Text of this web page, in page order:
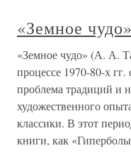
«Земное
«Земное чудо» (А. А.
процессе 1970-80-х
проблема традиций и
художественного
классики. В этот
книги, как